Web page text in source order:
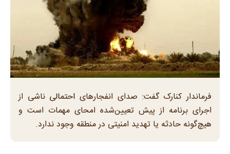
فرماندار کنارک گفت: صدای انفجارهای احتمالی ناشی از
اجرای برنامه از پیش تعیین‌شده امحای مهمات است و
هیچ‌گونه حادثه یا تهدید امنیتی در منطقه وجود ندارد.